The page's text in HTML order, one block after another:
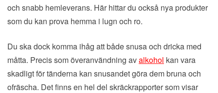
och snabb hemleverans. Här hittar du också nya produkter
som du kan prova hemma i lugn och ro.
Du ska dock komma ihåg att både snusa och dricka med
måtta. Precis som överanvändning avalkohol kan vara
skadligt för tänderna kan snusandet göra dem bruna och
ofräscha. Det finns en hel del skräckrapporter som visar